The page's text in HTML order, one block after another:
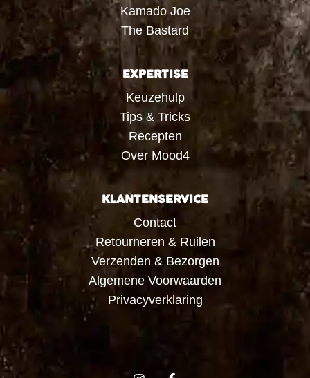
Kamado Joe
The Bastard
EXPERTISE
Keuzehulp
Tips & Tricks
Recepten
Over Mood4
KLANTENSERVICE
Contact
Retourneren & Ruilen
Verzenden & Bezorgen
Algemene Voorwaarden
Privacyverklaring